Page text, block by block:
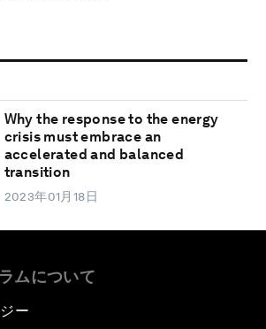
Why the response to the energy
crisis must embrace an
accelerated and balanced
transition
2023年01月18日
ムについて
ー